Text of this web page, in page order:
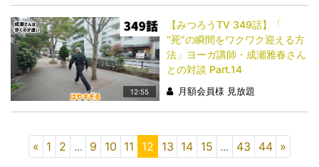
12:55
【みつろうTV 349話】「​​​​​​​
“死”の瞬間をワクワク迎える方
法」ヨーガ講師・成瀬雅春さん
との対談 Part.14
月額会員様 見放題
« 1 2 ... 9 10 11 12 13 14 15 ... 43 44 »